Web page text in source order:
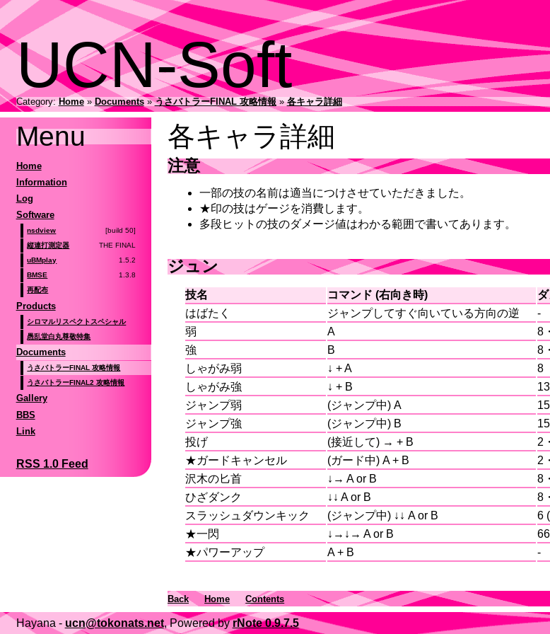
UCN-Soft
Category:Home»Documents»うさバトラーFINAL 攻略情報»各キャラ詳細
Menu
Home
Information
Log
Software
nsdview
[build 50]
縦連打測定器
THE FINAL
uBMplay
1.5.2
BMSE
1.3.8
再配布
Products
シロマルリスペクトスペシャル
愚乱堂白丸尊敬特集
Documents
うさバトラーFINAL 攻略情報
うさバトラーFINAL2 攻略情報
Gallery
BBS
Link
RSS 1.0 Feed
各キャラ詳細
注意
一部の技の名前は適当につけさせていただきました。
★印の技はゲージを消費します。
多段ヒットの技のダメージ値はわかる範囲で書いてあります。
ジュン
技名 コマンド (右向き時)
はばたく
ジャンプしてすぐ向いている方向の逆 -
弱
A 8
強
B 8
しゃがみ弱
↓ + A 8
しゃがみ強
↓ + B 13
ジャンプ弱
(ジャンプ中) A 15
ジャンプ強
(ジャンプ中) B 15
投げ
(接近して) → + B 2
★ガードキャンセル
(ガード中) A + B 2
沢木の匕首
↓→ A or B 8
ひざダンク
↓↓ A or B 8
スラッシュダウンキック
(ジャンプ中) ↓↓ A or B 6
★一閃
↓→↓→ A or B 66
★パワーアップ
A + B -
Back Home Contents
Hayana - ucn@tokonats.net, Powered byrNote 0.9.7.5